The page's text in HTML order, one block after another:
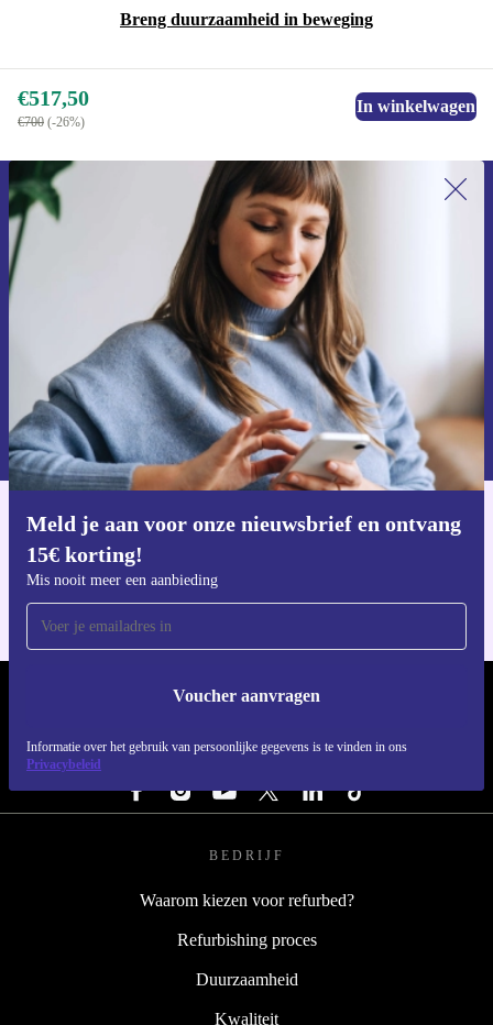
Breng duurzaamheid in beweging
€517,50
€700 (-26%)
In winkelwagen
Meld je aan voor onze nieuwsbrief en ontvang
15€ korting!
Mis nooit meer een aanbieding
Voucher aanvragen
Informatie over het gebruik van persoonlijke gegevens is te vinden in ons
Privacybeleid
Meld je aan voor onze nieuwsbrief en
ontvang €15 korting!
Mis nooit meer een aanbieding.
Voucher aanvragen
Informatie over het gebruik van persoonsgegevens vind je in ons
privacybeleid
Download de refurbed app
REFURBED NEDERLAND - RETHINK NEW.
VOLG ONS
BEDRIJF
Waarom kiezen voor refurbed?
Refurbishing proces
Duurzaamheid
Kwaliteit